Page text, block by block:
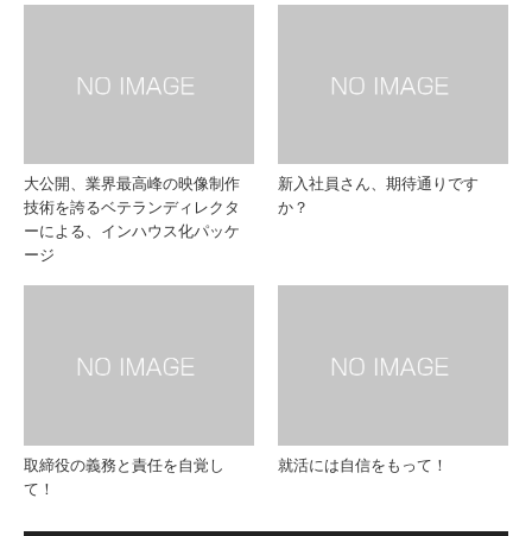
大公開、業界最高峰の映像制作
技術を誇るベテランディレクタ
ーによる、インハウス化パッケ
ージ
新入社員さん、期待通りです
か？
取締役の義務と責任を自覚し
て！
就活には自信をもって！